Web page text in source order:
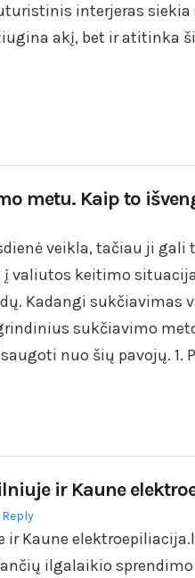
interjeras
akį, bet ir atitinka
metu. Kaip to
veikla, tačiau ji
valiutos keitimo
Kadangi sukčiavimas
sukčiavimo
nuo šių pavojų. 1.
ir Kaune
Reply
Kaune
ilgalaikio